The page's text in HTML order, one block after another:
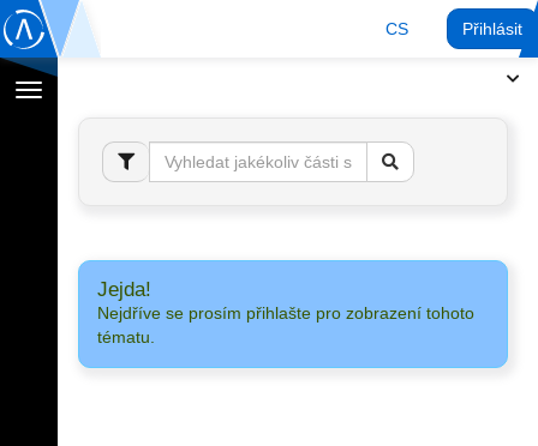
CS Přihlásit
Přepnout
navigaci
Jejda!
Nejdříve se prosím přihlašte pro zobrazení tohoto
tématu.